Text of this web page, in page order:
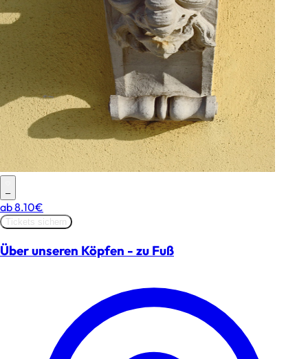
–
ab8.10€
Tickets sichern
Über unseren Köpfen - zu Fuß